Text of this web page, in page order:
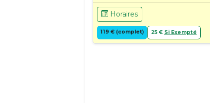
Horaires
119 € (complet) 25 € Si Exempté